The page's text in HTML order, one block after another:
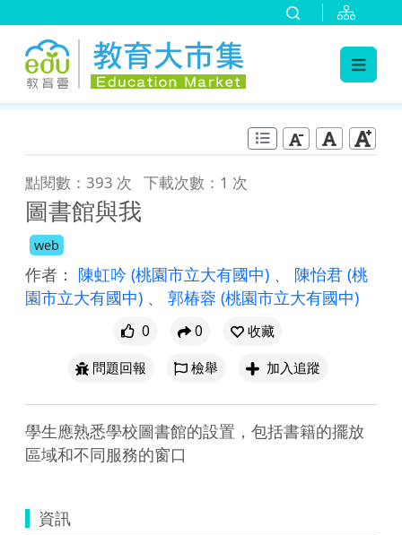
點閱數：393 次 下載次數：1 次
圖書館與我
web
作者： 陳虹吟 (桃園市立大有國中) 、 陳怡君 (桃
園市立大有國中) 、 郭椿蓉 (桃園市立大有國中)
0 0
收藏
問題回報
檢舉 加入追蹤
學生應熟悉學校圖書館的設置，包括書籍的擺放
區域和不同服務的窗口
資訊